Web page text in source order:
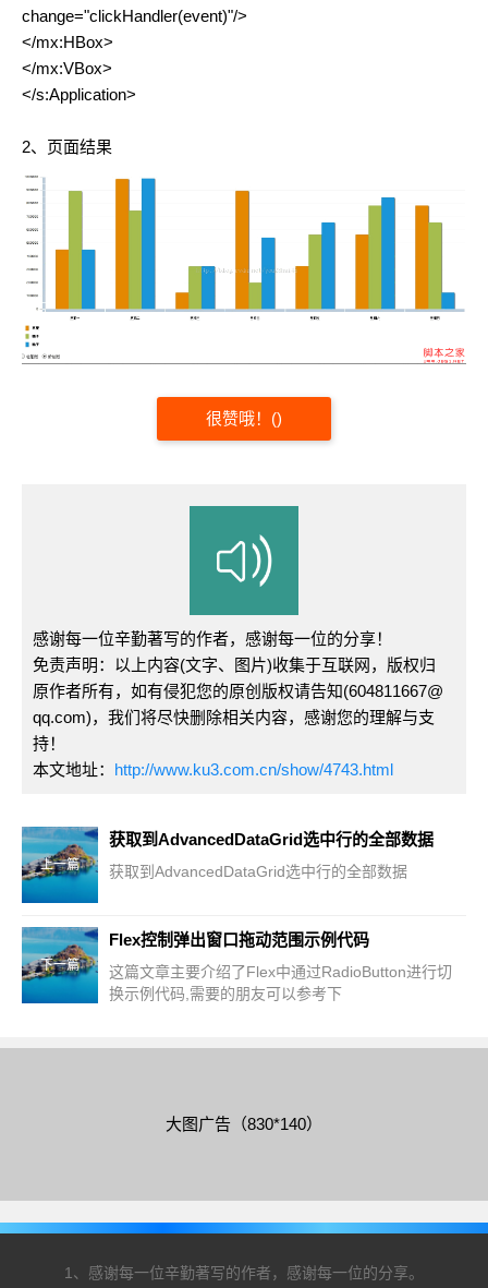
change="clickHandler(event)"/>
</mx:HBox>
</mx:VBox>
</s:Application>
2、页面结果
很赞哦！ ()
感谢每一位辛勤著写的作者，感谢每一位的分享！
免责声明：以上内容(文字、图片)收集于互联网，版权归
原作者所有，如有侵犯您的原创版权请告知(604811667@
qq.com)，我们将尽快删除相关内容，感谢您的理解与支
持！
本文地址： http://www.ku3.com.cn/show/4743.html
上一篇
获取到AdvancedDataGrid选中行的全部数据
获取到AdvancedDataGrid选中行的全部数据
下一篇
Flex控制弹出窗口拖动范围示例代码
这篇文章主要介绍了Flex中通过RadioButton进行切
换示例代码,需要的朋友可以参考下
大图广告（830*140）
1、感谢每一位辛勤著写的作者，感谢每一位的分享。